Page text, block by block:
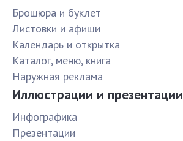
Брошюра и буклет
Листовки и афиши
Календарь и открытка
Каталог, меню, книга
Наружная реклама
Иллюстрации и презентации
Инфографика
Презентации